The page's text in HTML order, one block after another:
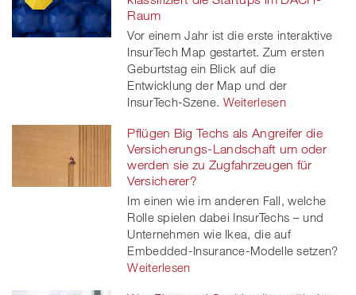
Raum
Vor einem Jahr ist die erste interaktive
InsurTech Map gestartet. Zum ersten
Geburtstag ein Blick auf die
Entwicklung der Map und der
InsurTech-Szene. Weiterlesen
Pflügen Big Techs als Angreifer die
Versicherungs-Landschaft um oder
werden sie zu Zugfahrzeugen für
Versicherer?
Im einen wie im anderen Fall, welche
Rolle spielen dabei InsurTechs – und
Unternehmen wie Ikea, die auf
Embedded-Insurance-Modelle setzen?
Weiterlesen